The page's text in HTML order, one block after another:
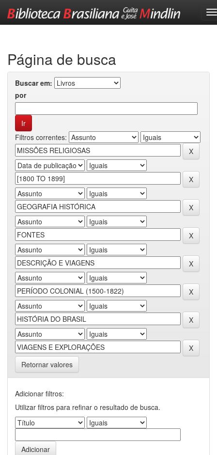
Página de busca
Buscar em:
por
Filtros correntes:
Retornar valores
Adicionar filtros:
Utilizar filtros para refinar o resultado de busca.